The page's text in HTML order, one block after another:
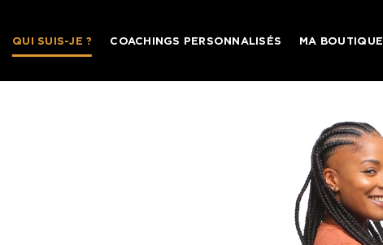
QUI SUIS-JE ? COACHINGS PERSONNALISÉS MA BOUTIQUE